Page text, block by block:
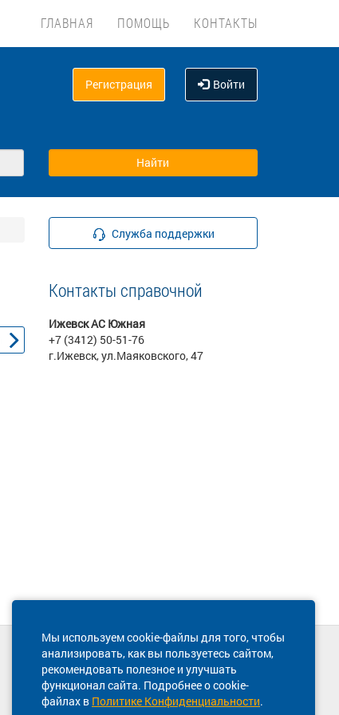
ГЛАВНАЯ ПОМОЩЬ КОНТАКТЫ
Регистрация Войти
Служба поддержки
Контакты справочной
Ижевск АС Южная
+7 (3412) 50-51-76
г.Ижевск, ул.Маяковского, 47
Мы используем cookie-файлы для того, чтобы
анализировать, как вы пользуетесь сайтом,
рекомендовать полезное и улучшать
функционал сайта. Подробнее о cookie-
файлах в Политике Конфиденциальности.
Техническая поддержка сайта
8 800 600-03-38